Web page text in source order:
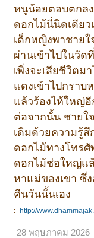
หนูน้อยตอบตกล
ดอกไม้นี่นิดเดียว
เด็กหญิงพาชาย
ผ่านเข้าไปในวัด
เพิ่งจะเสียชีวิต
แดงเข้าไปกรา
แล้วร้องไห้ใหญ่อี
ต่อจากนั้น ชายใ
เดิมด้วยความรู้สึ
ดอกไม้ทางโทร
ดอกไม้ช่อใหญ่แ
หาแม่ของเขา ซึ่
คืนวันนั้นเอง
:-http://
28 พฤษภาคม 2026